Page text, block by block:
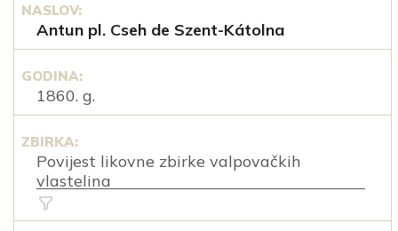
NASLOV:
Antun pl. Cseh de Szent-Kátolna
GODINA:
1860. g.
ZBIRKA:
Povijest likovne zbirke valpovačkih
vlastelina